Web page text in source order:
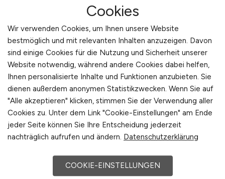
besonders für Positionen, die eine breite
fachliche Orientierung haben, wie etwa
Aufgaben im Controlling, Rechnungswesen,
Risikomanagement, Treasury oder in der
Finanzanalyse. Diese Vielseitigkeit macht das
Portal für viele Unternehmen attraktiv, da es ein
professionelles Umfeld geschaffen hat, das von
Fachkräften als verlässliche Quelle genutzt wird.
Die allgemeinen Platzierungsmöglichkeiten
basieren stets auf der Kombination aus
inhaltlicher Qualität und gezielter Sichtbarkeit.
Eine klare Formulierung der Inhalte bildet die
Cookies
Wir verwenden Cookies, um Ihnen unsere Website
bestmöglich und mit relevanten Inhalten anzuzeigen. Davon
sind einige Cookies für die Nutzung und Sicherheit unserer
Website notwendig, während andere Cookies dabei helfen,
Ihnen personalisierte Inhalte und Funktionen anzubieten. Sie
dienen außerdem anonymen Statistikzwecken. Wenn Sie auf
"Alle akzeptieren" klicken, stimmen Sie der Verwendung aller
Cookies zu. Unter dem Link "Cookie-Einstellungen" am Ende
jeder Seite können Sie Ihre Entscheidung jederzeit
nachträglich aufrufen und ändern. Datenschutzerklärung
COOKIE-EINSTELLUNGEN